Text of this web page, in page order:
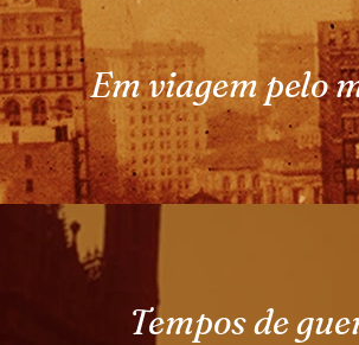
Em viagem pelo
Tempos de